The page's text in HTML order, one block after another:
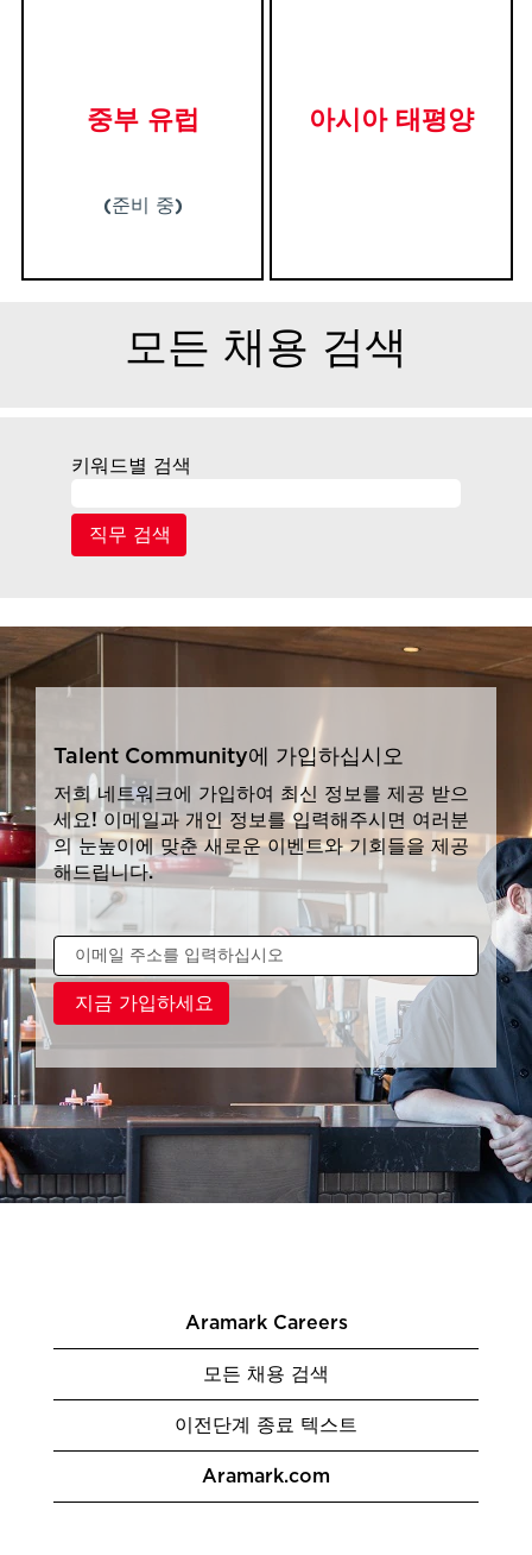
중부 유럽
(준비 중)
아시아 태평양
모든 채용 검색
키워드별 검색
Talent Community에 가입하십시오
저희 네트워크에 가입하여 최신 정보를 제공 받으
세요! 이메일과 개인 정보를 입력해주시면 여러분
의 눈높이에 맞춘 새로운 이벤트와 기회들을 제공
해드립니다.
Aramark Careers
모든 채용 검색
이전단계 종료 텍스트
Aramark.com